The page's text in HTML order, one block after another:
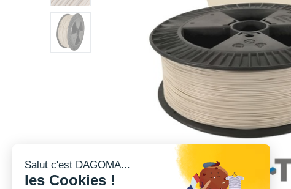
Salut c'est DAGOMA...
les Cookies !